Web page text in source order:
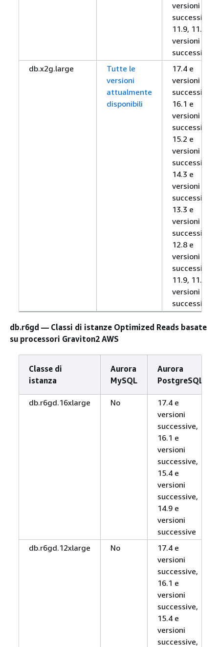
versioni
successive,
11.9, 11.12 e
versioni
successive
db.x2g.large
Tutte le
versioni
attualmente
disponibili
17.4 e
versioni
successive,
16.1 e
versioni
successive,
15.2 e
versioni
successive,
14.3 e
versioni
successive,
13.3 e
versioni
successive,
12.8 e
versioni
successive,
11.9, 11.12 e
versioni
successive
db.r6gd — Classi di istanze Optimized Reads basate
su processori Graviton2 AWS
Classe di
istanza
Aurora
MySQL
Aurora
PostgreSQL
db.r6gd.16xlarge No
17.4 e
versioni
successive,
16.1 e
versioni
successive,
15.4 e
versioni
successive,
14.9 e
versioni
successive
db.r6gd.12xlarge
No
17.4 e
versioni
successive,
16.1 e
versioni
successive,
15.4 e
versioni
successive,